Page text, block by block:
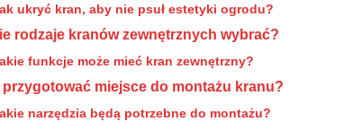
ukryć kran, aby nie psuł estetyki ogrodu?
rodzaje kranów zewnętrznych wybrać?
funkcje może mieć kran zewnętrzny?
przygotować miejsce do montażu kranu?
narzędzia będą potrzebne do montażu?